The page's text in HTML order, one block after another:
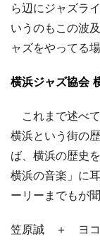
ら辺にジャズラ
いうのもこの波
ャズをやってる
横浜ジャズ協会
これまで述べ
横浜という街の
ば、横浜の歴史
横浜の音楽」に
ーリーまでもが
笠原誠 ＋ ヨコ